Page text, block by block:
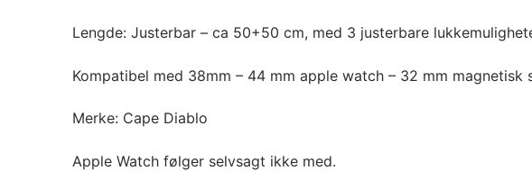
Lengde: Justerbar – ca 50+50 cm, med 3 justerbare
Kompatibel med 38mm – 44 mm apple watch – 32 mm magnetisk
Merke: Cape Diablo
Apple Watch følger selvsagt ikke med.